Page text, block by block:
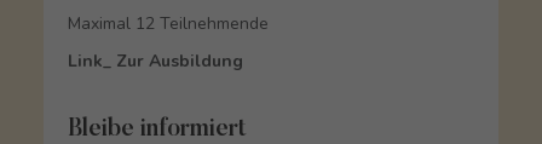
Maximal 12 Teilnehmende
Link_ Zur Ausbildung
Bleibe informiert